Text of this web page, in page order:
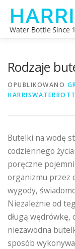
Przejdź
treści
SKONTAKTUJ
Rodzaje
OPUBLIKOWANO
Butelki na wodę
codziennego
poręczne
organizmu przez
wygody,
Niezależnie od
długą wędrówkę,
niezawodna
sposób